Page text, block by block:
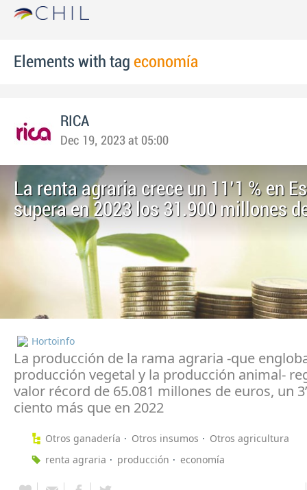
Elements with tag economía
RICA
Dec 19, 2023 at 05:00
La renta agraria crece un 11’1 % en
supera en 2023 los 31.900 millones
Hortoinfo
La producción de la rama agraria -que
producción vegetal y la producción animal-
valor récord de 65.081 millones de euros, un
ciento más que en 2022
Otros ganadería Otros insumos
Otros agricultura
renta agraria
producción economía